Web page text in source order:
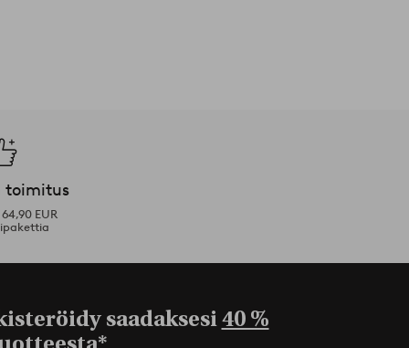
toimitus
EUR
saadaksesi40 %